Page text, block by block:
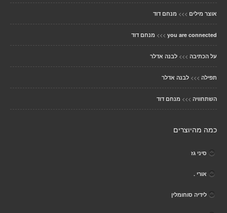
אוצר מילים >>> מנחם דוד
you are connected
>>> מנחם דוד
על הכתיבה >>> לבנה אדלר
תפילה >>> לבנה אדלר
השתחוויה >>> מנחם דוד
כמה מהיוצרים
סיני גז
אורי .
לידיה סוחומלין